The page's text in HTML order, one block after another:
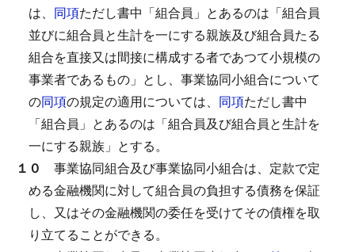
は、 同項ただし書中「組合員」とあるのは「組合員
並びに組合員と生計を一にする親族及び組合員たる
組合を直接又は間接に構成する者であつて小規模の
事業者であるもの」とし、事業協同小組合について
の同項の規定の適用については、 同項ただし書中
「組合員」とあるのは「組合員及び組合員と生計を
一にする親族」とする。
１０ 事業協同組合及び事業協同小組合は、定款で定
める金融機関に対して組合員の負担する債務を保証
し、又はその金融機関の委任を受けてその債権を取
り立てることができる。